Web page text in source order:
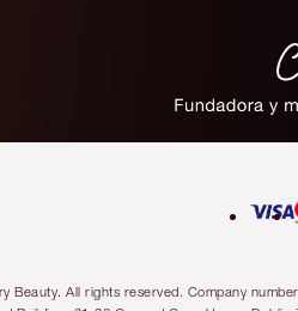
All rights reserved. Company